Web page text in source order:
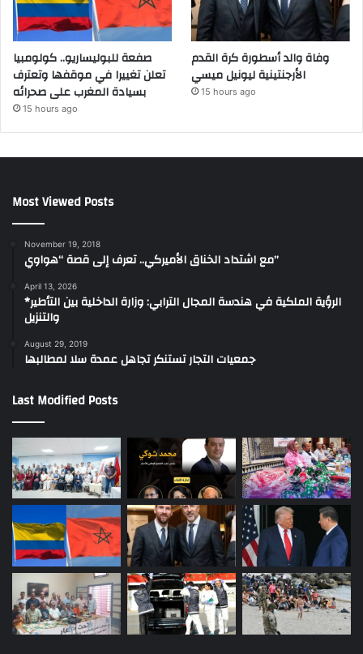
صفعة للبوليساريو.. كولومبيا
تعلن تغييرا في موقفها وتعترف
بسيادة المغرب على صحرائه
15 hours ago
وفاة والد أسطورة كرة القدم
الأرجنتينية ليونيل ميسي
15 hours ago
Most Viewed Posts
November 19, 2018
مع اشتداد الخناق الأميركي.. تعرف إلى قصة “هواوي”
April 13, 2026
*الرؤية الملكية في هندسة المجال الترابي: وزارة الداخلية بين التأطير
والتنزيل
August 29, 2019
جمعيات التجار تستنكر تجاهل عمدة سلا لمطالبها
Last Modified Posts